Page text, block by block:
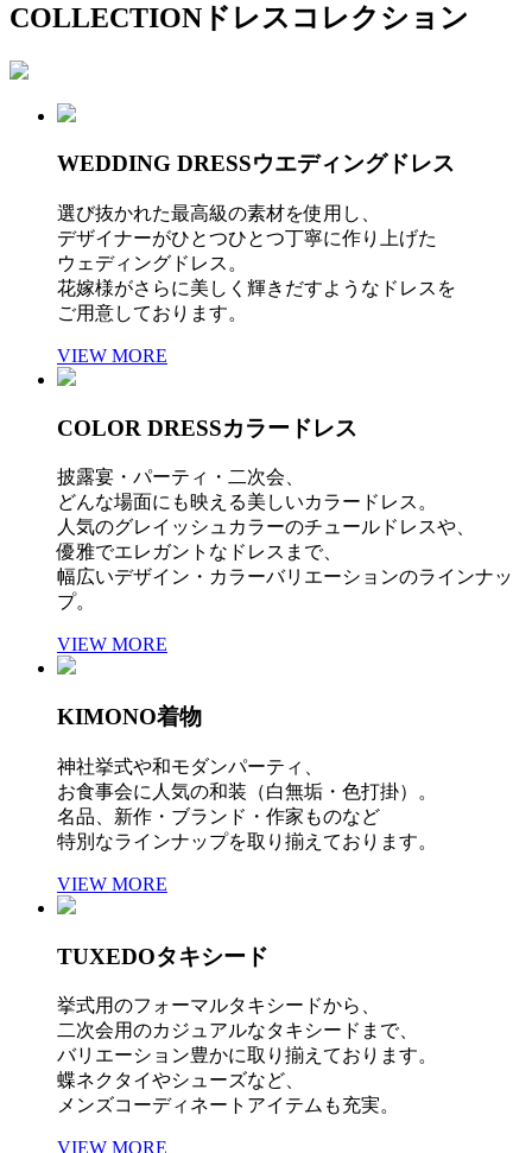
COLLECTION ドレスコレクション
WEDDING DRESSウエディングドレス
選び抜かれた最高級の素材を使用し、
デザイナーがひとつひとつ丁寧に作り上げた
ウェディングドレス。
花嫁様がさらに美しく輝きだすようなドレスを
ご用意しております。
VIEW MORE
COLOR DRESSカラードレス
披露宴・パーティ・二次会、
どんな場面にも映える美しいカラードレス。
人気のグレイッシュカラーのチュールドレスや、
優雅でエレガントなドレスまで、
幅広いデザイン・カラーバリエーションのラインナッ
プ。
VIEW MORE
KIMONO着物
神社挙式や和モダンパーティ、
お食事会に人気の和装（白無垢・色打掛）。
名品、新作・ブランド・作家ものなど
特別なラインナップを取り揃えております。
VIEW MORE
TUXEDOタキシード
挙式用のフォーマルタキシードから、
二次会用のカジュアルなタキシードまで、
バリエーション豊かに取り揃えております。
蝶ネクタイやシューズなど、
メンズコーディネートアイテムも充実。
VIEW MORE